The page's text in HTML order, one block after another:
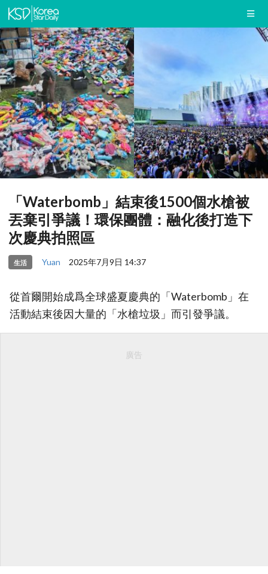
「Waterbomb」結束後1500個水槍被
丟棄引爭議！環保團體：融化後打造下
次慶典拍照區
生活 Yuan 2025年7月9日 14:37
從首爾開始成爲全球盛夏慶典的「Waterbomb」在
活動結束後因大量的「水槍垃圾」而引發爭議。
廣告